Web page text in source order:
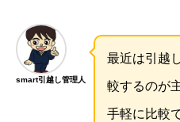
smart引越し管理人
最近は引越
較するのが
手軽に比較